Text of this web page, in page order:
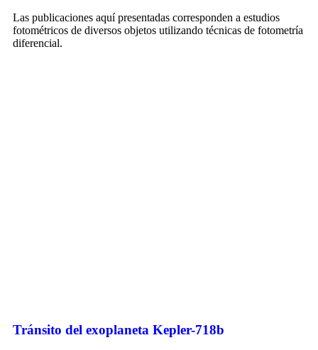
Las publicaciones aquí presentadas corresponden a estudios
fotométricos de diversos objetos utilizando técnicas de fotometría
diferencial.
Tránsito del exoplaneta Kepler-718b